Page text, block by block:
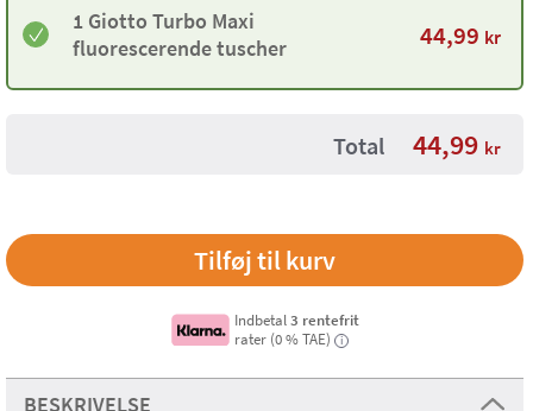
1 Giotto Turbo Maxi
fluorescerende tuscher
44,99 kr
Total 44,99 kr
Indbetal3 rentefrit
rater (0 % TAE)
i
BESKRIVELSE